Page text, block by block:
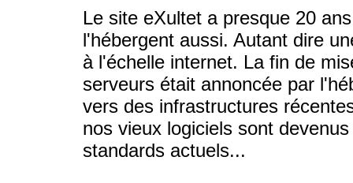
Le site eXultet a presque 20
l'hébergent aussi. Autant dire
à l'échelle internet. La fin de
serveurs était annoncée par
vers des infrastructures
nos vieux logiciels sont
standards actuels...